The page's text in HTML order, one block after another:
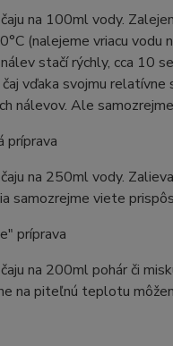
na 100ml vody.
(nalejeme vriacu vodu
stačí rýchly, cca 10
vďaka svojmu relatívne
nálevov. Ale
príprava
na 250ml vody.
samozrejme viete
príprava
na 200ml pohár či
na piteľnú teplotu